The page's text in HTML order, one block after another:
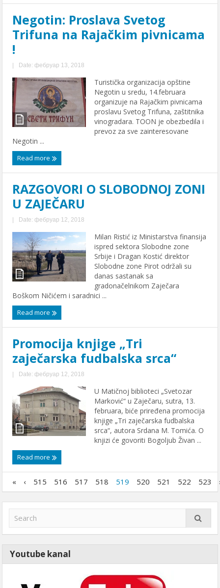
Negotin: Proslava Svetog
Trifuna na Rajačkim pivnicama
!
| Date: фебруар 13, 2018
Turistička organizacija opštine
Negotin u sredu, 14.februara
organizuje na Rajačkim pivnicama
proslavu Svetog Trifuna, zaštitnika
vinogradara. TOON je obezbedila i
prevoz za sve zainteresovane
Negotin ...
Read more
RAZGOVORI O SLOBODNOJ ZONI
U ZAJEČARU
| Date: фебруар 12, 2018
Milan Ristić iz Ministarstva finansija
ispred sektora Slobodne zone
Srbije i Dragan Kostić direktor
Slobodne zone Pirot održali su
danas sastanak sa
gradonačelnikom Zaječara
Boškom Ničićem i saradnici ...
Read more
Promocija knjige „Tri
zaječarska fudbalska srca“
| Date: фебруар 12, 2018
U Matičnoj biblioteci „Svetozar
Marković“ u Zaječaru, sutra, 13.
februara, biće priređena promocija
knjige „Tri zaječarska fudbalska
srca“, autora Srdana M. Tomića. O
knjizi će govoriti Bogoljub Živan ...
Read more
« ‹ 515 516 517 518 519 520 521 522 523
Youtube kanal